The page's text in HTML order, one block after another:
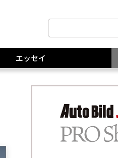
エッセイ